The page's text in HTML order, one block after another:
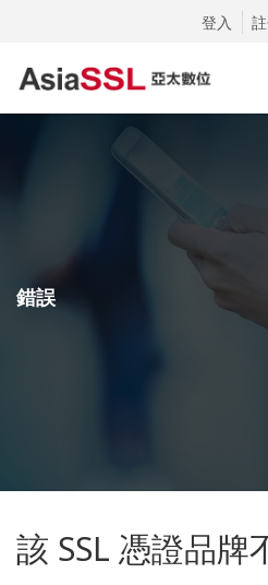
登入
錯誤
該 SSL 憑證品牌